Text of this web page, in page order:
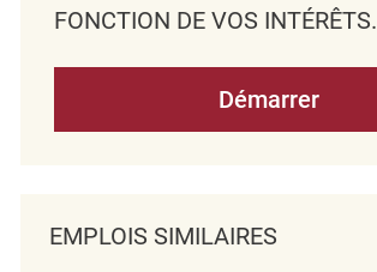
FONCTION DE VOS INTÉRÊTS.
Démarrer
EMPLOIS SIMILAIRES